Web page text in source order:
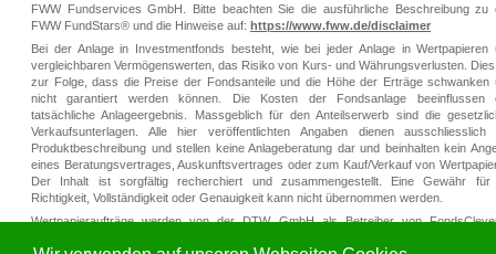
FWW Fundservices GmbH. Bitte beachten Sie die ausführliche Beschreibung zu
FWW FundStars® und die Hinweise auf: https://www.fww.de/disclaimer
Bei der Anlage in Investmentfonds besteht, wie bei jeder Anlage in Wertpapieren
vergleichbaren Vermögenswerten, das Risiko von Kurs- und Währungsverlusten.
zur Folge, dass die Preise der Fondsanteile und die Höhe der Erträge schwanken
nicht garantiert werden können. Die Kosten der Fondsanlage beeinflussen
tatsächliche Anlageergebnis. Massgeblich für den Anteilserwerb sind die
Verkaufsunterlagen. Alle hier veröffentlichten Angaben dienen ausschliesslich
Produktbeschreibung und stellen keine Anlageberatung dar und beinhalten kein
eines Beratungsvertrages, Auskunftsvertrages oder zum Kauf/Verkauf von
Der Inhalt ist sorgfältig recherchiert und zusammengestellt. Eine Gewähr für
Richtigkeit, Vollständigkeit oder Genauigkeit kann nicht übernommen werden.
Wertpapieraufträge werden von der DTW GmbH als Betreiber von